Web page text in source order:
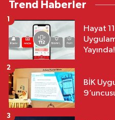
Trend Haberler
Hayat
Yayında!
1
BİK
2
3